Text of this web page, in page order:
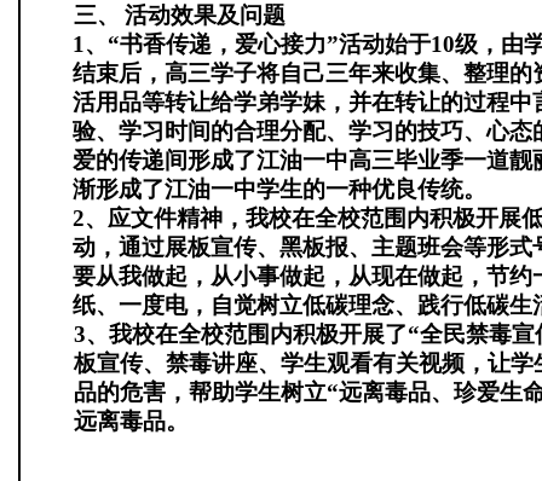
三、
活动效果及问题
1 、“书香传递，爱心接力”活动始于10级，由
结束后，高三学子将自己三年来收集、整理
活用品等转让给学弟学妹，并在转让的过程
验、学习时间的合理分配、学习的技巧、心
爱的传递间形成了江油一中高三毕业季一道
渐形成了江油一中学生的一种优良传统。
2、应文件精神，我校在全校范围内积极开展
动，通过展板宣传、黑板报、主题班会等形
要从我做起，从小事做起，从现在做起，节
纸、一度电，自觉树立低碳理念、践行低碳生
3、我校在全校范围内积极开展了“全民禁毒
板宣传、禁毒讲座、学生观看有关视频，让
品的危害，帮助学生树立“远离毒品、珍爱生
远离毒品。